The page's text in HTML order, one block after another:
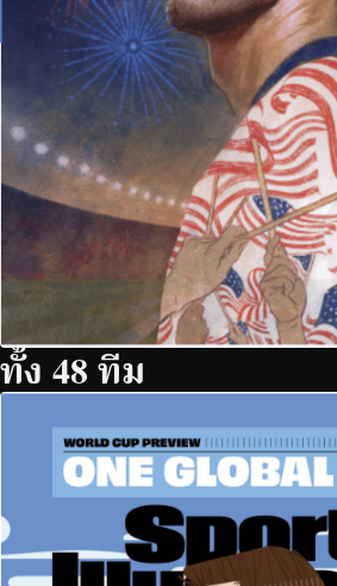
ทั้ง 48 ทีม